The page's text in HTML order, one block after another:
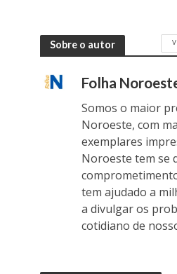
Sobre o autor
Folha
Somos o maior
Noroeste, com
exemplares
Noroeste tem se
tem ajudado a
a divulgar os
cotidiano de